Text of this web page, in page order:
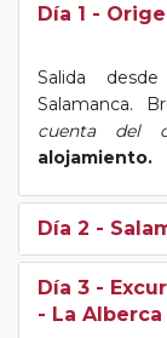
Día 1 -
Salida
Salamanca.
cuenta del
alojamiento.
Día 2 -
Día 3 -
- La Alberca